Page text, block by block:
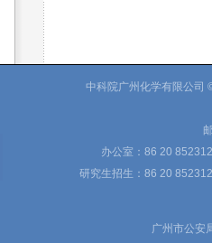
中科院广州化学有限公司
办公室：86 20
研究生招生：86 20
广州市公安